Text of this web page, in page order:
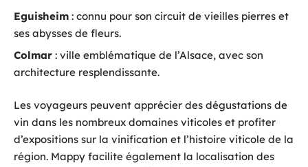
Eguisheim : connu pour son circuit de vieilles pierres et
ses abysses de fleurs.
Colmar : ville emblématique de l’Alsace, avec son
architecture resplendissante.
Les voyageurs peuvent apprécier des dégustations de
vin dans les nombreux domaines viticoles et profiter
d’expositions sur la vinification et l’histoire viticole de la
région. Mappy facilite également la localisation des